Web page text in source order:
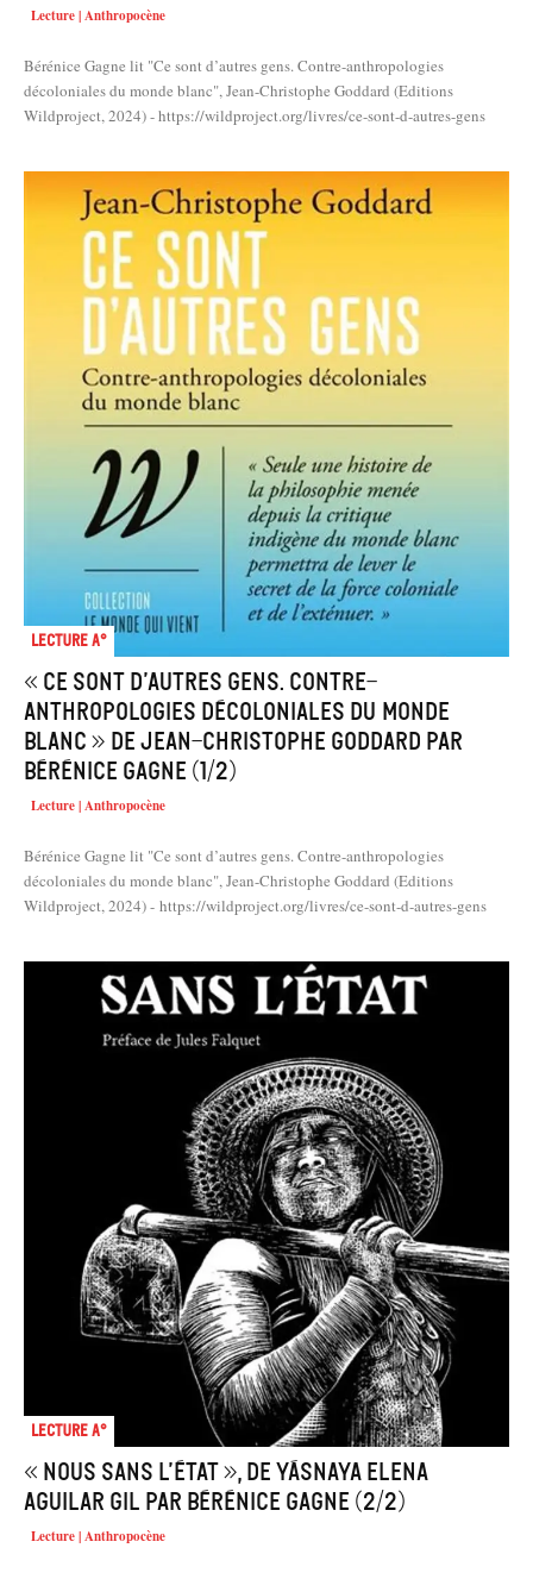
Lecture | Anthropocène
Bérénice Gagne lit "Ce sont d’autres gens. Contre-anthropologies
décoloniales du monde blanc", Jean-Christophe Goddard (Editions
Wildproject, 2024) - https://wildproject.org/livres/ce-sont-d-autres-gens
Lecture A°
« Ce sont d’autres gens. Contre-
anthropologies décoloniales du monde
blanc » de Jean-Christophe Goddard par
Bérénice Gagne (1/2)
Lecture | Anthropocène
Bérénice Gagne lit "Ce sont d’autres gens. Contre-anthropologies
décoloniales du monde blanc", Jean-Christophe Goddard (Editions
Wildproject, 2024) - https://wildproject.org/livres/ce-sont-d-autres-gens
Lecture A°
« Nous sans l’État », de Yásnaya Elena
Aguilar Gil par Bérénice Gagne (2/2)
Lecture | Anthropocène